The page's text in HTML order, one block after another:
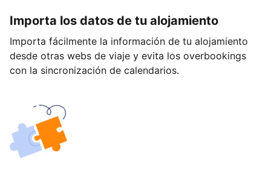
Importa los datos de tu alojamiento
Importa fácilmente la información de tu alojamiento
desde otras webs de viaje y evita los overbookings
con la sincronización de calendarios.